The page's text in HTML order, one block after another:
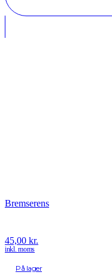
Bremserens
45,00 kr.
inkl. moms
På lager